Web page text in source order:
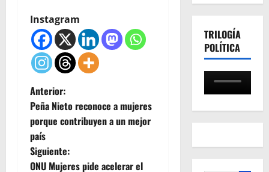
Instagram
N
a
v
Anterior:
Peña Nieto reconoce a mujeres
porque contribuyen a un mejor
país
Siguiente:
ONU Mujeres pide acelerar el
TRILOGÍA
POLÍTICA